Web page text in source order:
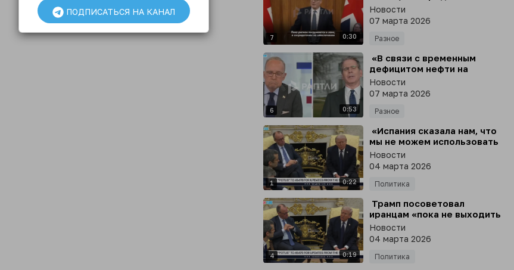
7 0:30
обеспечении руководства в
национальных интересах»
Новости
07 марта 2026
Разное
6 0:53
⁣ «В связи с временным
дефицитом нефти на
мировом рынке мы можем
отменить санкции на
поставки российской
нефти»
Новости
07 марта 2026
Разное
1 0:22
⁣ «Испания сказала нам, что
мы не можем использовать
их базы, и это нормально,
они нам не нужны»
Новости
04 марта 2026
Политика
4 0:19
⁣ Трамп посоветовал
иранцам «пока не выходить
на протесты»
Новости
04 марта 2026
Политика
ПОДПИСАТЬСЯ НА КАНАЛ